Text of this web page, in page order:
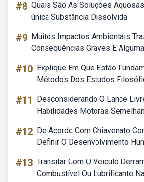
#8 Quais São As Soluções
única Substância Dissolvida
#9 Muitos Impactos Ambientais
Consequências Graves E
#10 Explique Em Que Estão
Métodos Dos Estudos
#11
Desconsiderando O Lance
Habilidades Motoras
#12 De Acordo Com Chiavenato
Definir O Desenvolvimento
#13 Transitar Com O Veículo
Combustível Ou Lubrificante